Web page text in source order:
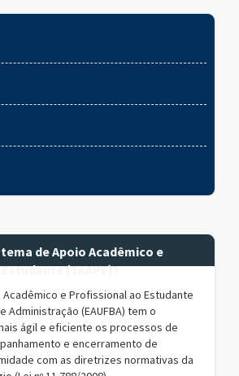
de Apoio Acadêmico e
(SAAPE)?
e Profissional ao Estudante
Administração (EAUFBA) tem o
ágil e eficiente os processos de
e encerramento de
com as diretrizes normativas da